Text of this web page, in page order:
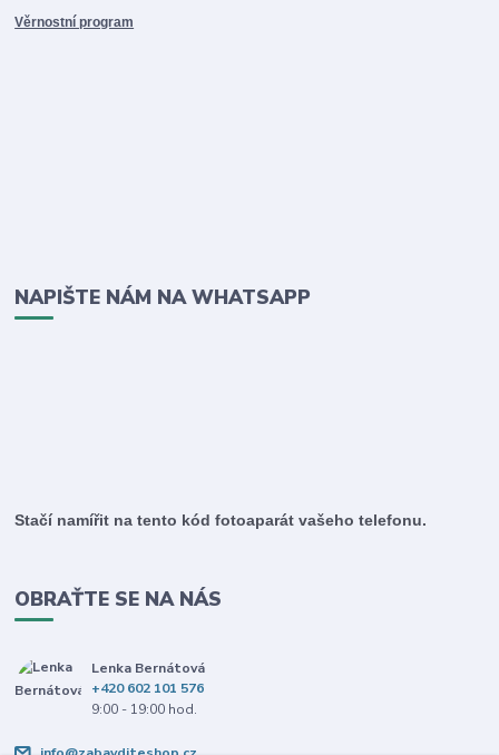
Věrnostní program
NAPIŠTE NÁM NA WHATSAPP
Stačí namířit na tento kód fotoaparát vašeho telefonu.
OBRAŤTE SE NA NÁS
Lenka Bernátová
+420 602 101 576
9:00 - 19:00 hod.